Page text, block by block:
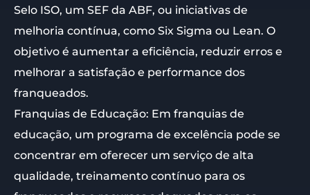
Selo ISO, um SEF da ABF, ou iniciativas de
melhoria contínua, como Six Sigma ou Lean. O
objetivo é aumentar a eficiência, reduzir erros e
melhorar a satisfação e performance dos
franqueados.
Franquias de Educação: Em franquias de
educação, um programa de excelência pode se
concentrar em oferecer um serviço de alta
qualidade, treinamento contínuo para os